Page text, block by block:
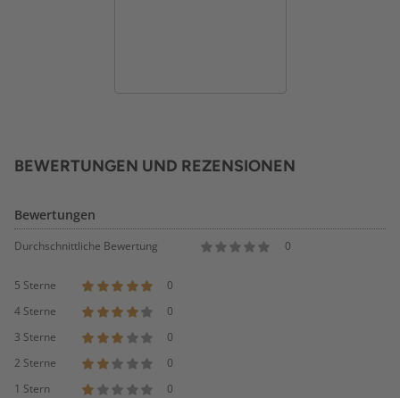
BEWERTUNGEN UND REZENSIONEN
Bewertungen
Durchschnittliche Bewertung 0
5 Sterne
0
4 Sterne
0
3 Sterne
0
2 Sterne
0
1 Stern
0